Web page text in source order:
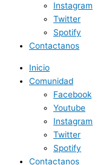
Instagram
Twitter
Spotify
Contactanos
Inicio
Comunidad
Facebook
Youtube
Instagram
Twitter
Spotify
Contactanos